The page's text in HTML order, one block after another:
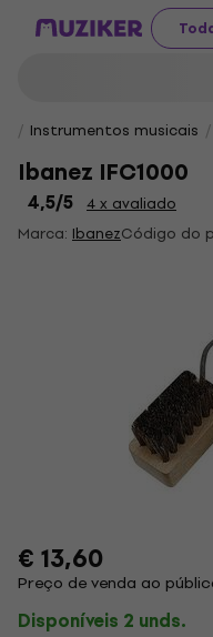
Instrumentos musicais
Ibanez IFC1000
4,5/5 4 x avaliado
Marca: IbanezCódigo do
€ 13,60
Preço de venda ao
Disponíveis 2 unds.